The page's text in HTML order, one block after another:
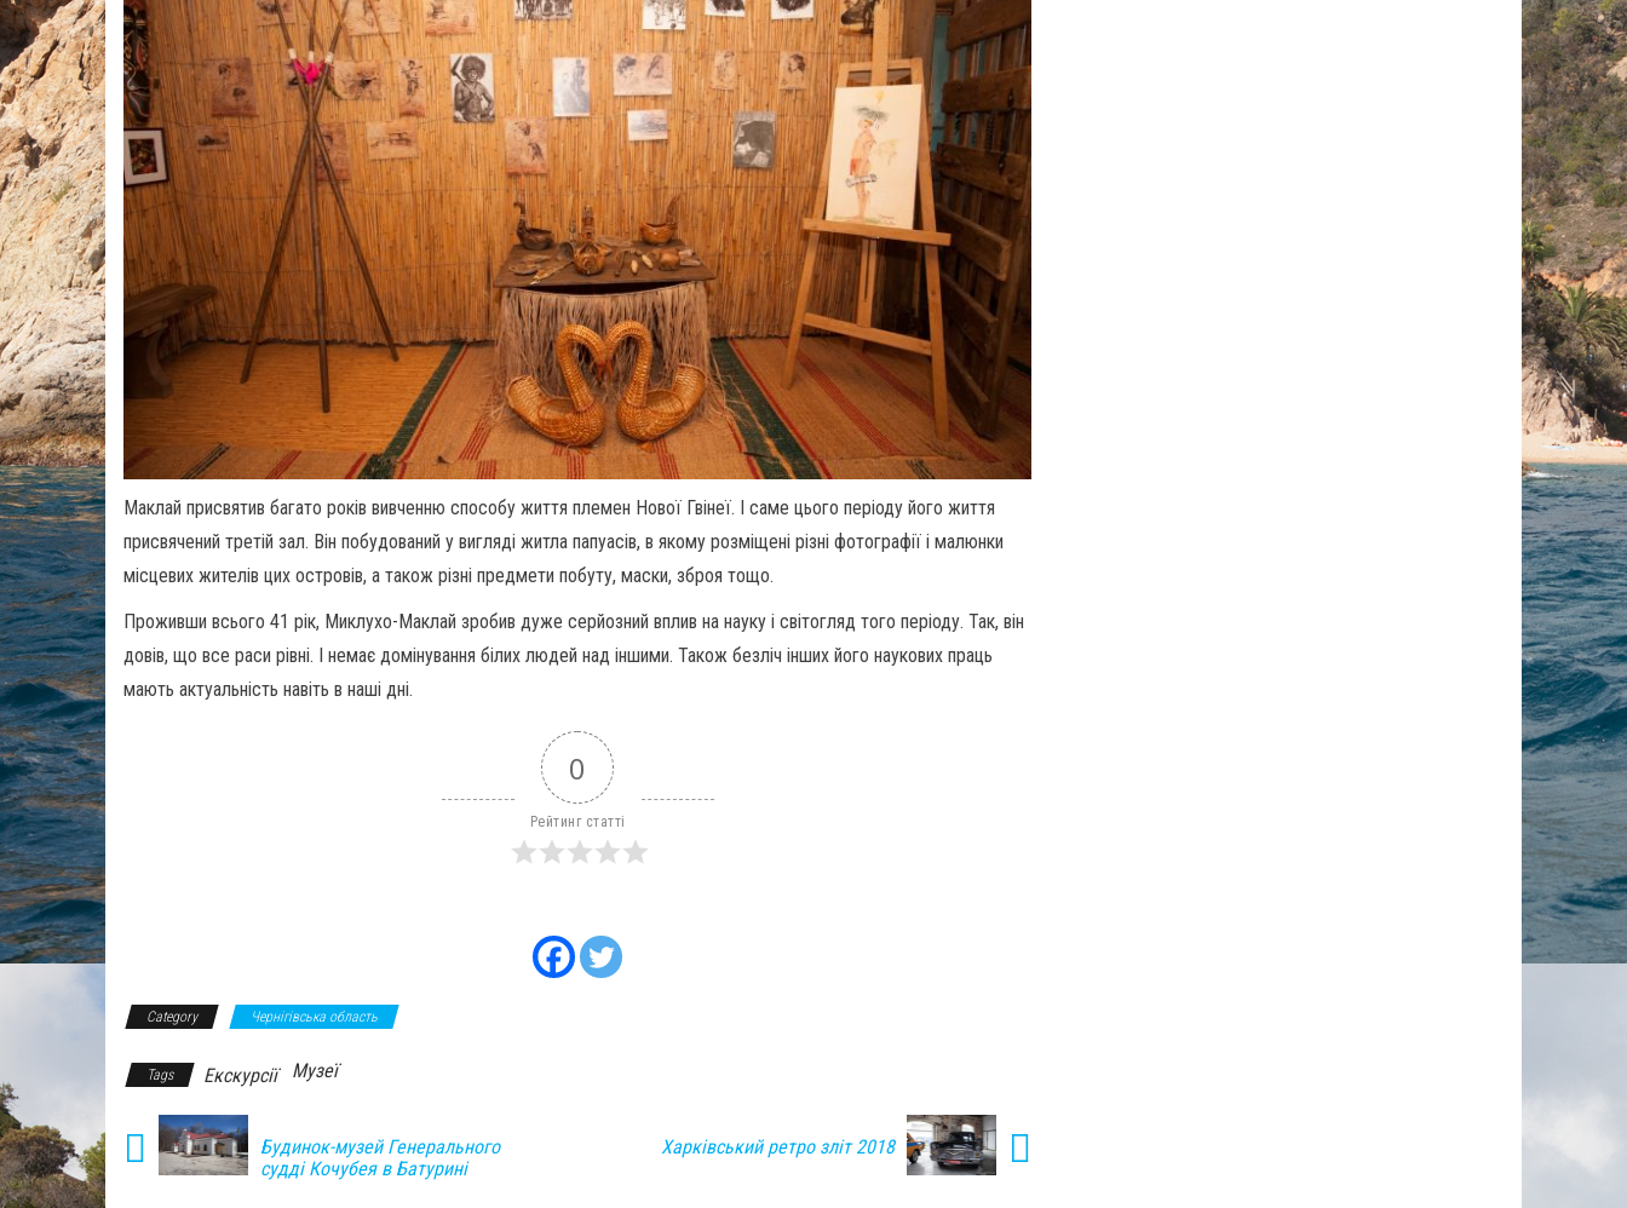
Маклай присвятив багато років вивченню способу життя племен Нової Гвінеї. І саме цього періоду його життя
присвячений третій зал. Він побудований у вигляді житла папуасів, в якому розміщені різні фотографії і малюнки
місцевих жителів цих островів, а також різні предмети побуту, маски, зброя тощо.
Проживши всього 41 рік, Миклухо-Маклай зробив дуже серйозний вплив на науку і світогляд того періоду. Так, він
довів, що все раси рівні. І немає домінування білих людей над іншими. Також безліч інших його наукових праць
мають актуальність навіть в наші дні.
0
Рейтинг статті
Category Чернігівська область
Tags Екскурсії Музеї
Будинок-музей Генерального
судді Кочубея в Батурині
Харківський ретро зліт 2018